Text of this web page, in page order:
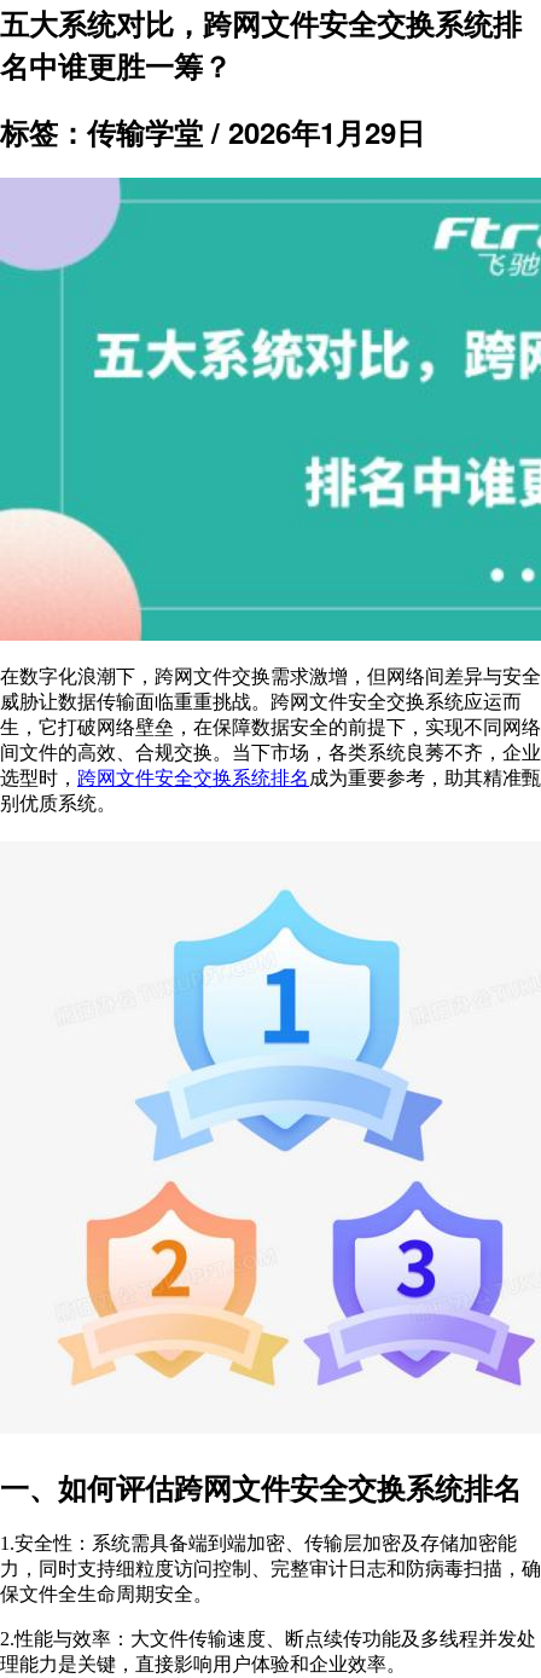
五大系统对比，跨网文件安全交换系统排
名中谁更胜一筹？
标签：传输学堂 / 2026年1月29日
在数字化浪潮下，跨网文件交换需求激增，但网络间差异与安全
威胁让数据传输面临重重挑战。跨网文件安全交换系统应运而
生，它打破网络壁垒，在保障数据安全的前提下，实现不同网络
间文件的高效、合规交换。当下市场，各类系统良莠不齐，企业
选型时， 跨网文件安全交换系统排名 成为重要参考，助其精准甄
别优质系统。
一、如何评估跨网文件安全交换系统排名
1.安全性：系统需具备端到端加密、传输层加密及存储加密能
力，同时支持细粒度访问控制、完整审计日志和防病毒扫描，确
保文件全生命周期安全。
2.性能与效率：大文件传输速度、断点续传功能及多线程并发处
理能力是关键，直接影响用户体验和企业效率。